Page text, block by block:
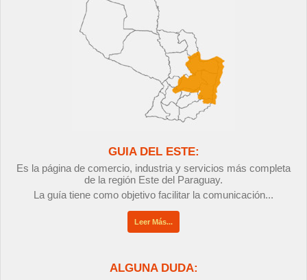
GUIA DEL ESTE:
Es la página de comercio, industria y servicios más completa
de la región Este del Paraguay.
La guía tiene como objetivo facilitar la comunicación...
Leer Más...
ALGUNA DUDA: